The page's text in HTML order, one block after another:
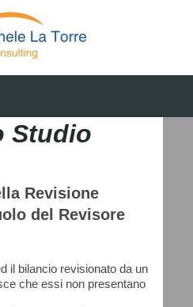
Studio
Revisione
del Revisore
il bilancio revisionato da un
che essi non presentano